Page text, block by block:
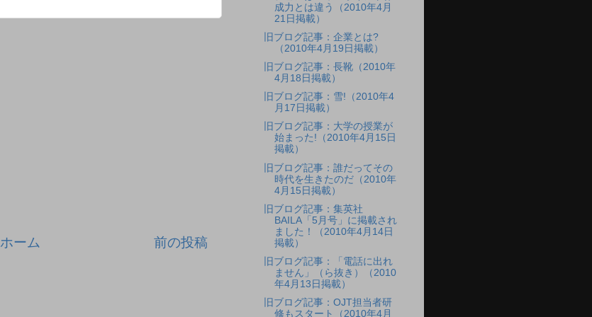
前の投稿
ホーム
成力とは違う（2010年4月
21日掲載）
旧ブログ記事：企業とは?
（2010年4月19日掲載）
旧ブログ記事：長靴（2010年
4月18日掲載）
旧ブログ記事：雪!（2010年4
月17日掲載）
旧ブログ記事：大学の授業が
始まった!（2010年4月15日
掲載）
旧ブログ記事：誰だってその
時代を生きたのだ（2010年
4月15日掲載）
旧ブログ記事：集英社
BAILA「5月号」に掲載され
ました！（2010年4月14日
掲載）
旧ブログ記事：「電話に出れ
ません」（ら抜き）（2010
年4月13日掲載）
旧ブログ記事：OJT担当者研
修もスタート（2010年4月